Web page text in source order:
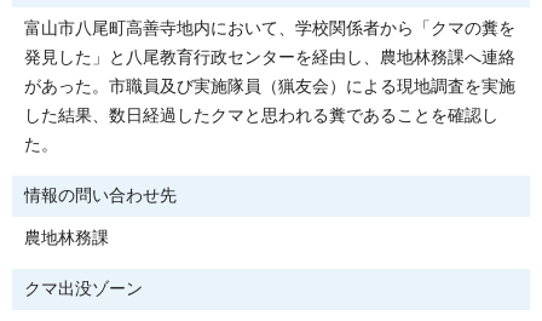
富山市八尾町高善寺地内において、学校関係者から「クマの糞を
発見した」と八尾教育行政センターを経由し、農地林務課へ連絡
があった。市職員及び実施隊員（猟友会）による現地調査を実施
した結果、数日経過したクマと思われる糞であることを確認し
た。
情報の問い合わせ先
農地林務課
クマ出没ゾーン